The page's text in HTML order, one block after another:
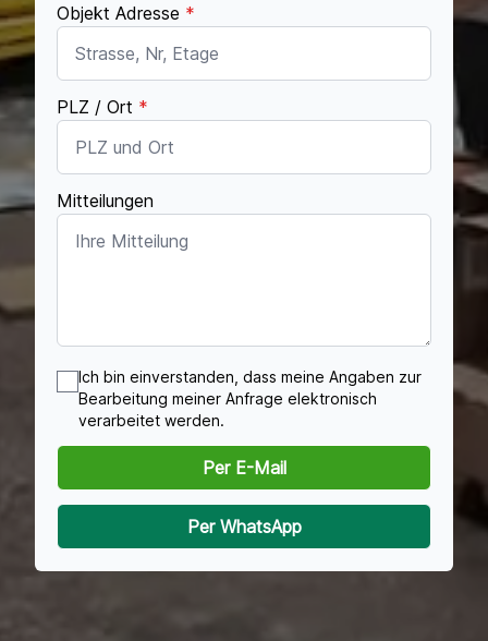
Objekt Adresse *
PLZ / Ort *
Mitteilungen
Ich bin einverstanden, dass meine Angaben zur
Bearbeitung meiner Anfrage elektronisch
verarbeitet werden.
Per E-Mail
Per WhatsApp